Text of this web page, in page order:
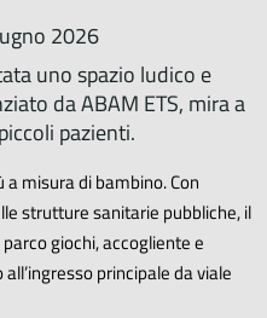
2026
uno spazio ludico e
da ABAM ETS, mira a
pazienti.
a misura di bambino. Con
strutture sanitarie pubbliche, il
giochi, accogliente e
principale da viale